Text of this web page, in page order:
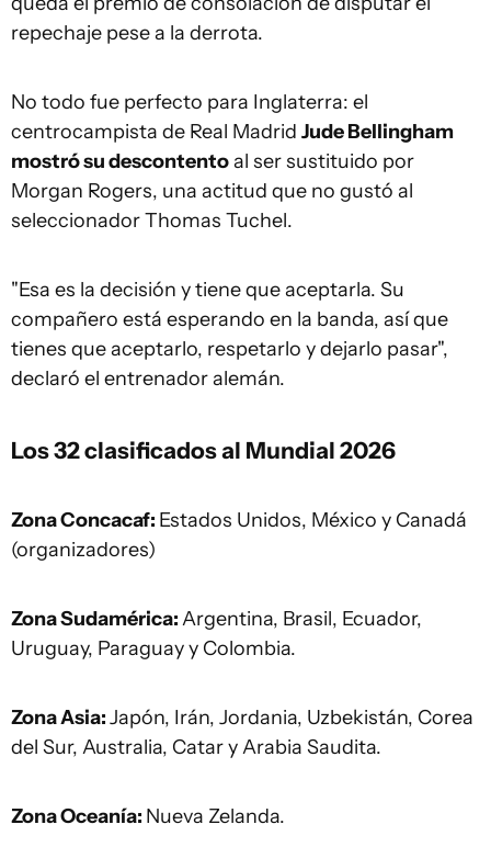
repechaje pese a la derrota.
No todo fue perfecto para Inglaterra: el
centrocampista de Real Madrid Jude Bellingham
mostró su descontentoal ser sustituido por
Morgan Rogers, una actitud que no gustó al
seleccionador Thomas Tuchel.
"Esa es la decisión y tiene que aceptarla. Su
compañero está esperando en la banda, así que
tienes que aceptarlo, respetarlo y dejarlo pasar",
declaró el entrenador alemán.
Los 32 clasificados al Mundial 2026
Zona Concacaf: Estados Unidos, México y Canadá
(organizadores)
Zona Sudamérica:Argentina, Brasil, Ecuador,
Uruguay, Paraguay y Colombia.
Zona Asia:Japón, Irán, Jordania, Uzbekistán, Corea
del Sur, Australia, Catar y Arabia Saudita.
Zona Oceanía: Nueva Zelanda.